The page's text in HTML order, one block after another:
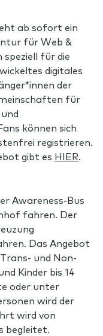
ab sofort ein
für Web &
speziell für die
digitales
der
für
können sich
registrieren.
gibt es HIER.
Awareness-Bus
fahren. Der
Das Angebot
und Non-
Kinder bis 14
oder unter
wird der
wird von
begleitet.